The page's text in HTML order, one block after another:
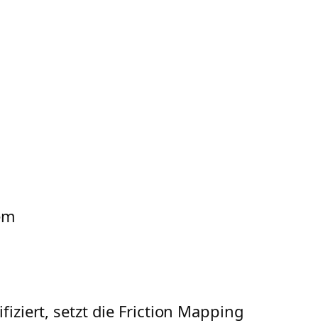
setzt die Friction Mapping